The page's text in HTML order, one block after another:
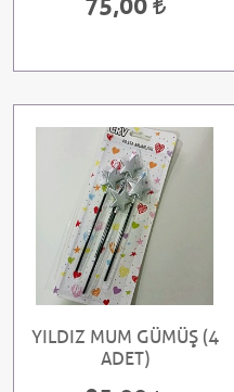
YILDIZ MUM GÜMÜŞ (4
ADET)